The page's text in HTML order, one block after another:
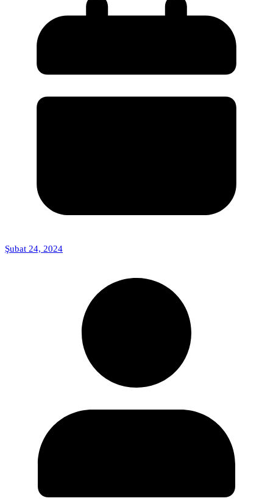
Şubat 24, 2024